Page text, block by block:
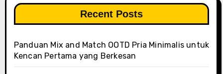
Recent Posts
Panduan Mix and Match OOTD Pria Minimalis untuk
Kencan Pertama yang Berkesan